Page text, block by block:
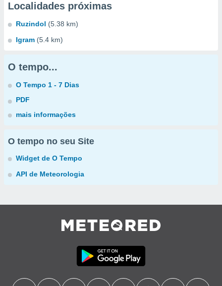
Localidades próximas
Ruzindol (5.38 km)
Igram (5.4 km)
O tempo...
O Tempo 1 - 7 Dias
PDF
mais informações
O tempo no seu Site
Widget de O Tempo
API de Meteorologia